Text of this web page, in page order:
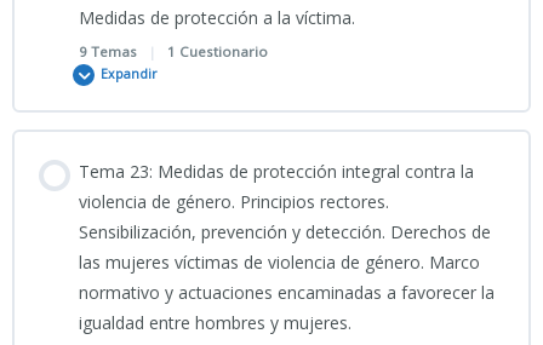
CÓMIC TEMA 20 CNP
29_04_2026_Clase grabada_Tema 21 CNP
PDF presentación Tema 21 CIENCIAS JURÍDICAS 2026
INSTRUCCIÓN-1-2024-SECRETARIA-DE-ESTADO-SEGURIDAD-
PROCEDIMIENTO-INTEGRAL-DETENCION-POLICIAL
DERECHO PROCESAL PENAL
Medidas de protección a la víctima.
9 Temas | 1 Cuestionario
Expandir
0% COMPLETADO 0/9 Pasos
VÍDEO EXPLICATIVO TEMA 22 CNP_Estatuto_de_la_Víctima
Tema 23: Medidas de protección integral contra la
violencia de género. Principios rectores.
Sensibilización, prevención y detección. Derechos de
las mujeres víctimas de violencia de género. Marco
normativo y actuaciones encaminadas a favorecer la
igualdad entre hombres y mujeres.